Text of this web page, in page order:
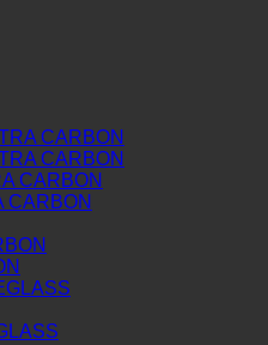
CARBON
CARBON
CARBON
CARBON